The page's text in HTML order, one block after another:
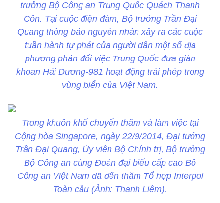
trưởng Bộ Công an Trung Quốc Quách Thanh
Côn. Tại cuộc điện đàm, Bộ trưởng Trần Đại
Quang thông báo nguyên nhân xảy ra các cuộc
tuần hành tự phát của người dân một số địa
phương phản đối việc Trung Quốc đưa giàn
khoan Hải Dương-981 hoạt động trái phép trong
vùng biển của Việt Nam.
Trong khuôn khổ chuyến thăm và làm việc tại
Cộng hòa Singapore, ngày 22/9/2014, Đại tướng
Trần Đại Quang, Ủy viên Bộ Chính trị, Bộ trưởng
Bộ Công an cùng Đoàn đại biểu cấp cao Bộ
Công an Việt Nam đã đến thăm Tổ hợp Interpol
Toàn cầu (Ảnh: Thanh Liêm).